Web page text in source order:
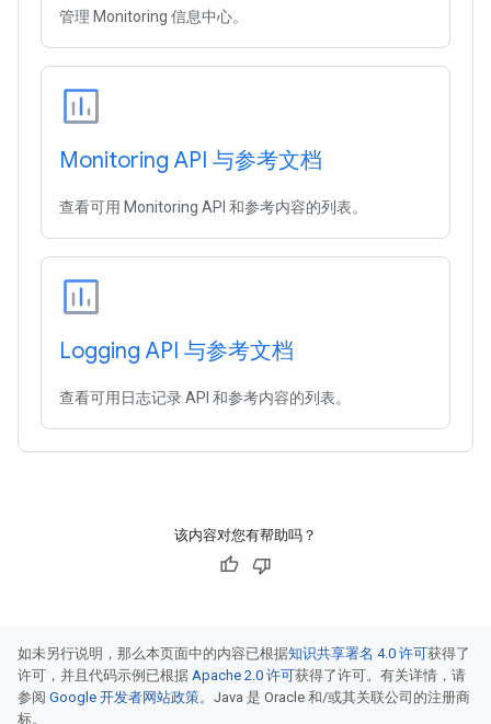
管理 Monitoring 信息中心。
Monitoring API 与参考文档
查看可用 Monitoring API 和参考内容的列表。
Logging API 与参考文档
查看可用日志记录 API 和参考内容的列表。
该内容对您有帮助吗？
如未另行说明，那么本页面中的内容已根据知识共享署名 4.0 许可获得了
许可，并且代码示例已根据 Apache 2.0 许可获得了许可。有关详情，请
参阅 Google 开发者网站政策。Java 是 Oracle 和/或其关联公司的注册商
标。